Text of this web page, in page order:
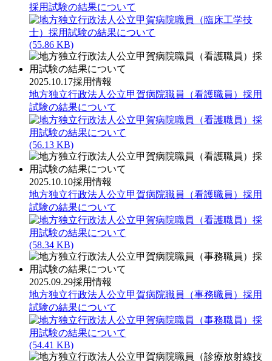
採用試験の結果について
(55.86 KB)
2025.10.17採用情報
地方独立行政法人公立甲賀病院職員（看護職員）採用
試験の結果について
(56.13 KB)
2025.10.10採用情報
地方独立行政法人公立甲賀病院職員（看護職員）採用
試験の結果について
(58.34 KB)
2025.09.29採用情報
地方独立行政法人公立甲賀病院職員（事務職員）採用
試験の結果について
(54.41 KB)